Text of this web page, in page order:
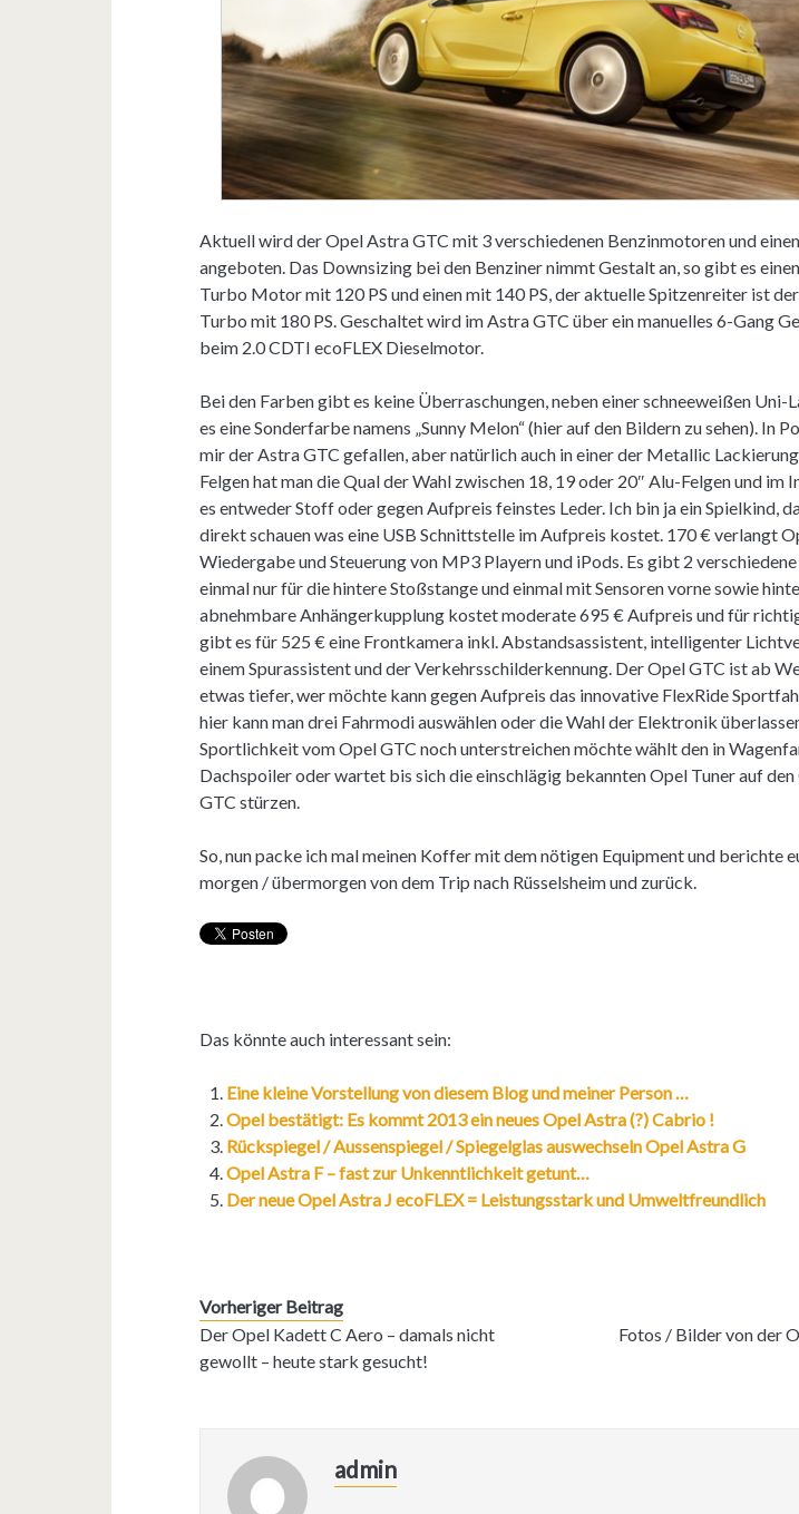
Aktuell wird der Opel Astra GTC mit 3 verschiedenen Benzinmotoren und
angeboten. Das Downsizing bei den Benziner nimmt Gestalt an, so gibt es
Turbo Motor mit 120 PS und einen mit 140 PS, der aktuelle Spitzenreiter ist
Turbo mit 180 PS. Geschaltet wird im Astra GTC über ein manuelles 6-Gang
beim 2.0 CDTI ecoFLEX Dieselmotor.
Bei den Farben gibt es keine Überraschungen, neben einer schneeweißen
es eine Sonderfarbe namens „Sunny Melon“ (hier auf den Bildern zu sehen). In
mir der Astra GTC gefallen, aber natürlich auch in einer der Metallic
Felgen hat man die Qual der Wahl zwischen 18, 19 oder 20″ Alu-Felgen und im
es entweder Stoff oder gegen Aufpreis feinstes Leder. Ich bin ja ein Spielkind,
direkt schauen was eine USB Schnittstelle im Aufpreis kostet. 170 € verlangt
Wiedergabe und Steuerung von MP3 Playern und iPods. Es gibt 2
einmal nur für die hintere Stoßstange und einmal mit Sensoren vorne sowie
abnehmbare Anhängerkupplung kostet moderate 695 € Aufpreis und für
gibt es für 525 € eine Frontkamera inkl. Abstandsassistent, intelligenter
einem Spurassistent und der Verkehrsschilderkennung. Der Opel GTC ist ab
etwas tiefer, wer möchte kann gegen Aufpreis das innovative FlexRide
hier kann man drei Fahrmodi auswählen oder die Wahl der Elektronik
Sportlichkeit vom Opel GTC noch unterstreichen möchte wählt den in
Dachspoiler oder wartet bis sich die einschlägig bekannten Opel Tuner auf
GTC stürzen.
So, nun packe ich mal meinen Koffer mit dem nötigen Equipment und berichte
morgen / übermorgen von dem Trip nach Rüsselsheim und zurück.
Das könnte auch interessant sein:
Eine kleine Vorstellung von diesem Blog und meiner Person …
Opel bestätigt: Es kommt 2013 ein neues Opel Astra (?) Cabrio !
Rückspiegel / Aussenspiegel / Spiegelglas auswechseln Opel Astra G
Opel Astra F – fast zur Unkenntlichkeit getunt…
Der neue Opel Astra J ecoFLEX = Leistungsstark und Umweltfreundlich
Vorheriger Beitrag
Der Opel Kadett C Aero – damals nicht
gewollt – heute stark gesucht!
Fotos / Bilder von der
admin